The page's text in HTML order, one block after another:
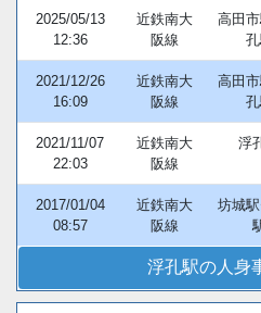
2025/05/13
12:36
近鉄南大
阪線
高田
2021/12/26
16:09
近鉄南大
阪線
高田
2021/11/07
22:03
近鉄南大
阪線
浮
2017/01/04
08:57
近鉄南大
阪線
坊城
浮孔駅の人身